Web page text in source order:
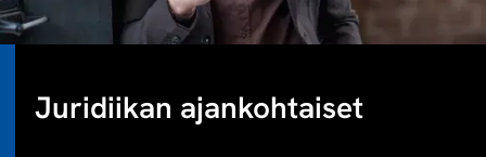
Juridiikan ajankohtaiset